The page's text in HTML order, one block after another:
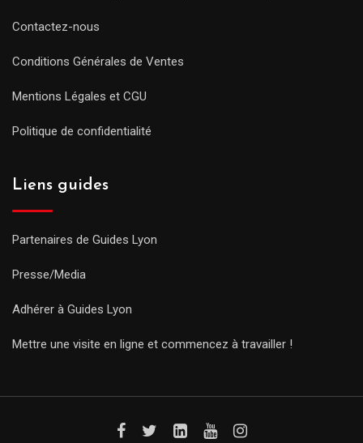
Contactez-nous
Conditions Générales de Ventes
Mentions Légales et CGU
Politique de confidentialité
Liens guides
Partenaires de Guides Lyon
Presse/Media
Adhérer à Guides Lyon
Mettre une visite en ligne et commencez à travailler !